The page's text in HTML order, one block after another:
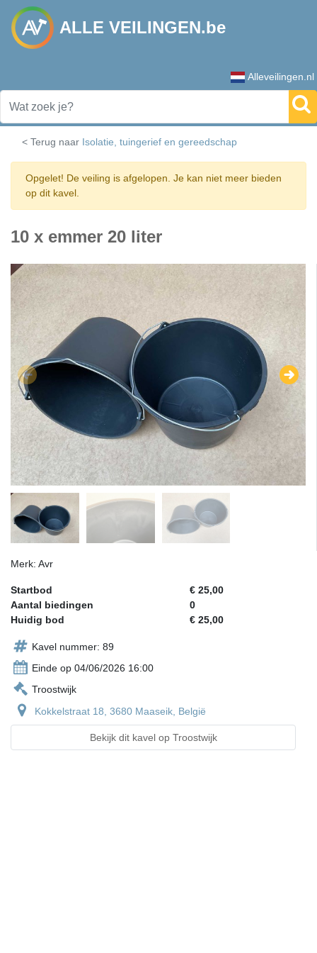
ALLE VEILINGEN.be
Alleveilingen.nl
< Terug naar Isolatie, tuingerief en gereedschap
Opgelet! De veiling is afgelopen. Je kan niet meer bieden
op dit kavel.
10 x emmer 20 liter
Merk: Avr
Startbod
€ 25,00
Aantal biedingen
0
Huidig bod
€ 25,00
Kavel nummer: 89
Einde op 04/06/2026 16:00
Troostwijk
Kokkelstraat 18, 3680 Maaseik, België
Bekijk dit kavel op Troostwijk